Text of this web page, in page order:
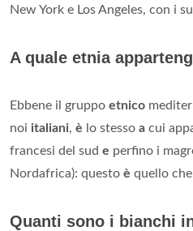
New York e Los Angeles, con i
A quale etnia
Ebbene il gruppo etnico
noi italiani, è lo stesso a cui
francesi del sud e perfino i
Nordafrica): questo è quello
Quanti sono i bianchi